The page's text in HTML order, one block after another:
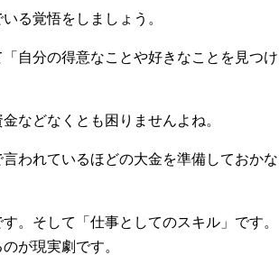
る覚悟をしましょう。
自分の得意なことや好きなことを見つけ
などなくとも困りませんよね。
われているほどの大金を準備しておかな
。そして「仕事としてのスキル」です。
が現実劇です。